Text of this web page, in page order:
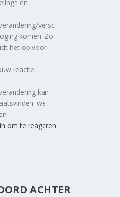
en
versc
komen. Zo
het op voor
reactie
kan
we
om te reageren
ACHTER